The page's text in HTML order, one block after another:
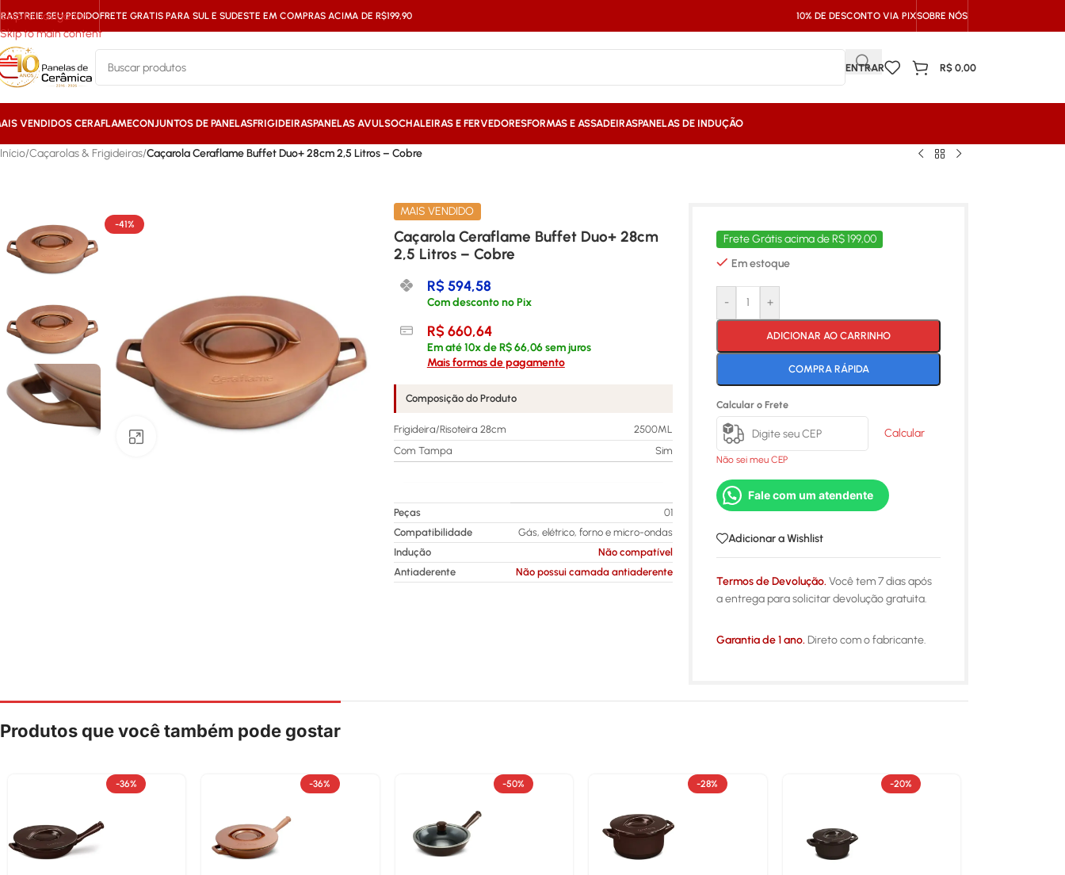
Skip to navigation
Skip to main content
RASTREIE SEU PEDIDOFRETE GRATIS PARA SUL E SUDESTE EM COMPRAS ACIMA DE R$199,90 10% DE DESCONTO VIA PIXSOBRE NÓS
ENTRAR R$ 0,00
VENDIDOS CERAFLAMECONJUNTOS DE PANELASFRIGIDEIRASPANELAS AVULSOCHALEIRAS E FERVEDORESFORMAS E ASSADEIRASPANELAS DE INDUÇÃO
Início/Caçarolas & Frigideiras/Caçarola Ceraflame Buffet Duo+ 28cm 2,5 Litros – Cobre
-41%
MAIS VENDIDO
Caçarola Ceraflame Buffet Duo+ 28cm
2,5 Litros – Cobre
R$594,58
Com desconto no Pix
R$660,64
Em até10x deR$66,06sem juros
Mais formas de pagamento
Composição do Produto
Frigideira/Risoteira 28cm
2500ML
Com Tampa
Sim
Peças
01
Compatibilidade
Gás, elétrico, forno e micro-ondas
Indução
Não compatível
Antiaderente
Não possui camada antiaderente
Frete Grátis acima de R$ 199,00
Em estoque
- +
ADICIONAR AO CARRINHO
COMPRA RÁPIDA
Calcular o Frete
Calcular
Não sei meu CEP
Fale com um atendente
Adicionar a Wishlist
Termos de Devolução. Você tem 7 dias após
a entrega para solicitar devolução gratuita.
Garantia de 1 ano. Direto com o fabricante.
Produtos que você também pode gostar
-36% -36% -50% -28% -20%